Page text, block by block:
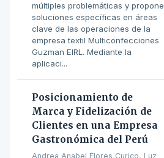
múltiples problemáticas y propone
soluciones específicas en áreas
clave de las operaciones de la
empresa textil Multiconfecciones
Guzman EIRL. Mediante la
aplicaci...
Posicionamiento de
Marca y Fidelización de
Clientes en una Empresa
Gastronómica del Perú
Andrea Anabel Flores Curico, Luz